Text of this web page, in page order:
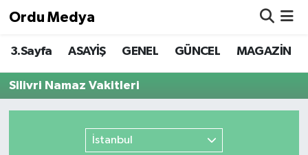
Ordu Medya
3.Sayfa ASAYİŞ GENEL GÜNCEL MAGAZİN
Silivri Namaz Vakitleri
İstanbul
ASAYİŞ
Basketbol
Nöbetçi Eczaneler
Hava Durumu